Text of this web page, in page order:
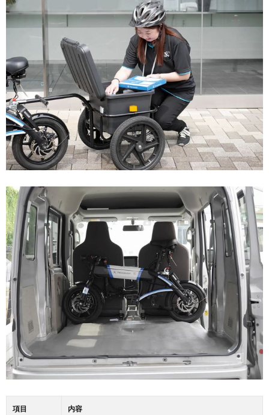
項目 内容